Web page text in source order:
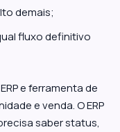
demais;
fluxo definitivo
e ferramenta de
e venda. O ERP
saber status,